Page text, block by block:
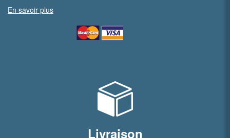
En savoir plus
Livraison